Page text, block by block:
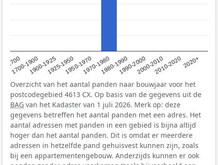
<1700
1700-19001900-19251925-19501950-19701970-19801980-19901990-20002000-20102010-20202020+
Overzicht van het aantal panden naar bouwjaar voor het
postcodegebied 4613 CX. Op basis van de gegevens uit de
BAG van het Kadaster van 1 juli 2026. Merk op: deze
gegevens betreffen het aantal panden met een adres. Het
aantal adressen met panden in een gebied is bijna altijd
hoger dan het aantal panden. Dit is omdat er meerdere
adressen in hetzelfde pand gehuisvest kunnen zijn, zoals
bij een appartementengebouw. Anderzijds kunnen er ook